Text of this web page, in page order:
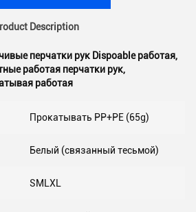
Description
перчатки рук Dispoable работая,
работая перчатки рук,
работая
Прокатывать PP+PE (65g)
Белый (связанный тесьмой)
SMLXL